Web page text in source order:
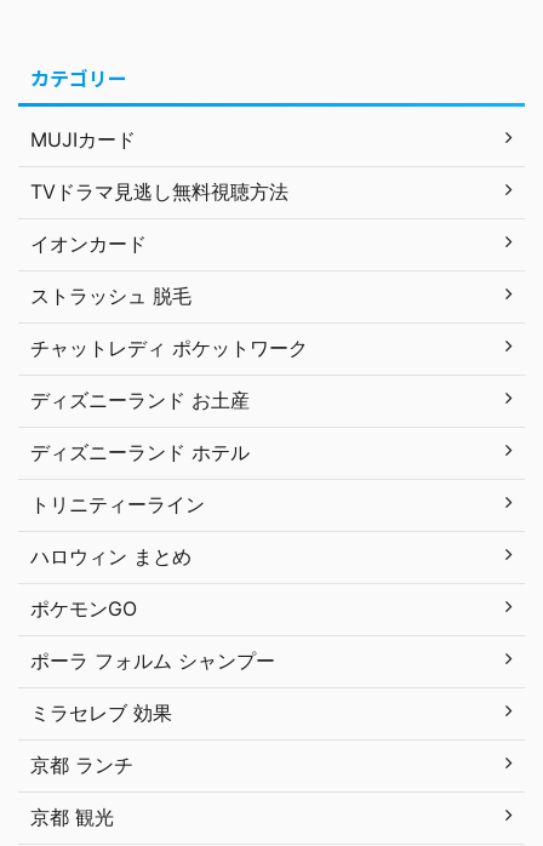
カテゴリー
MUJIカード
TVドラマ見逃し無料視聴方法
イオンカード
ストラッシュ 脱毛
チャットレディ ポケットワーク
ディズニーランド お土産
ディズニーランド ホテル
トリニティーライン
ハロウィン まとめ
ポケモンGO
ポーラ フォルム シャンプー
ミラセレブ 効果
京都 ランチ
京都 観光